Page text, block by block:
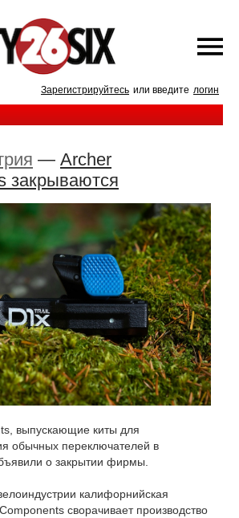
Зарегистрируйтесь или введите логин
— Archer
закрываются
выпускающие киты для
обычных переключателей в
о закрытии фирмы.
калифорнийская
сворачивает производство